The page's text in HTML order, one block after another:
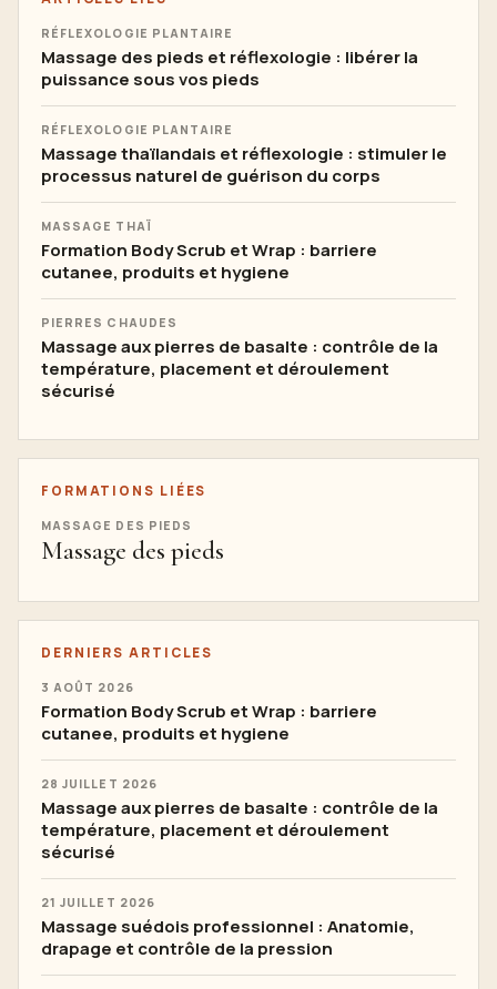
RÉFLEXOLOGIE PLANTAIRE
Massage des pieds et réflexologie : libérer la
puissance sous vos pieds
RÉFLEXOLOGIE PLANTAIRE
Massage thaïlandais et réflexologie : stimuler le
processus naturel de guérison du corps
MASSAGE THAÏ
Formation Body Scrub et Wrap : barriere
cutanee, produits et hygiene
PIERRES CHAUDES
Massage aux pierres de basalte : contrôle de la
température, placement et déroulement
sécurisé
FORMATIONS LIÉES
MASSAGE DES PIEDS
Massage des pieds
DERNIERS ARTICLES
3 AOÛT 2026
Formation Body Scrub et Wrap : barriere
cutanee, produits et hygiene
28 JUILLET 2026
Massage aux pierres de basalte : contrôle de la
température, placement et déroulement
sécurisé
21 JUILLET 2026
Massage suédois professionnel : Anatomie,
drapage et contrôle de la pression